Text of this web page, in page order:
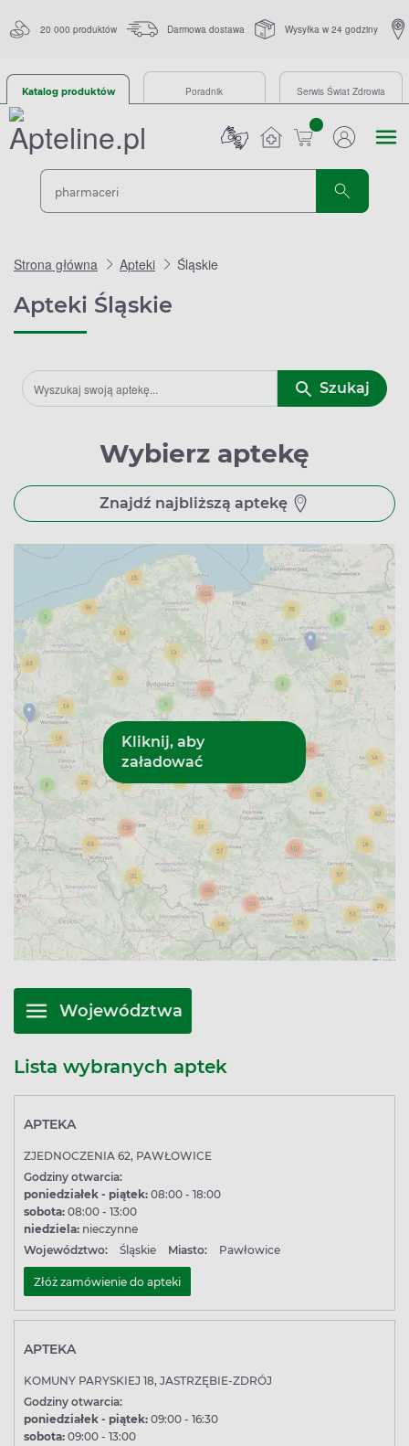
20 000 produktów Darmowa dostawa Wysyłka w 24 godziny
Katalog produktów Poradnik Serwis Świat Zdrowia
sztuk
Strona główna Apteki Śląskie
Apteki Śląskie
Szukaj
Wybierz aptekę
Znajdź najbliższą aptekę
Województwa
Lista wybranych aptek
APTEKA
ZJEDNOCZENIA 62, PAWŁOWICE
Godziny otwarcia:
poniedziałek - piątek: 08:00 - 18:00
sobota: 08:00 - 13:00
niedziela: nieczynne
Województwo:
Śląskie Miasto: Pawłowice
Złóż zamówienie do apteki
APTEKA
KOMUNY PARYSKIEJ 18, JASTRZĘBIE-ZDRÓJ
Godziny otwarcia:
poniedziałek - piątek: 09:00 - 16:30
sobota: 09:00 - 13:00